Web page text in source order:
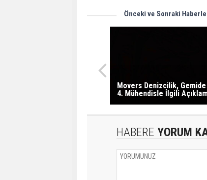
Önceki ve Sonraki
Movers Denizcilik,
4. Mühendisle İlgili
HABERE YORUM